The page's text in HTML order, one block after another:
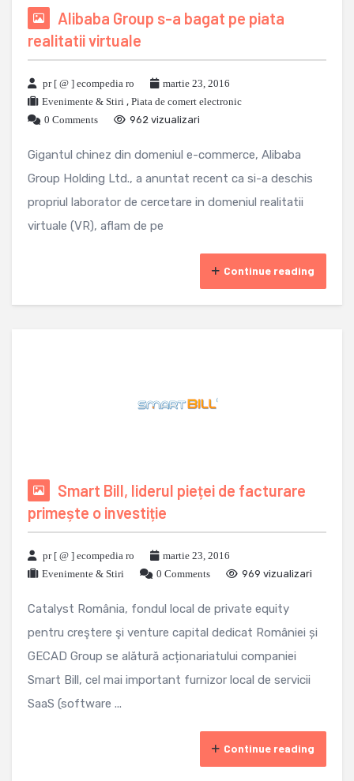
Alibaba Group s-a bagat pe piata
realitatii virtuale
pr [ @ ] ecompedia ro
martie 23, 2016
Evenimente & Stiri , Piata de comert electronic
0 Comments
962 vizualizari
Gigantul chinez din domeniul e-commerce, Alibaba
Group Holding Ltd., a anuntat recent ca si-a deschis
propriul laborator de cercetare in domeniul realitatii
virtuale (VR), aflam de pe
Continue reading
Smart Bill, liderul pieței de facturare
primește o investiție
pr [ @ ] ecompedia ro
martie 23, 2016
Evenimente & Stiri
0 Comments 969 vizualizari
Catalyst România, fondul local de private equity
pentru creştere şi venture capital dedicat României și
GECAD Group se alătură acționariatului companiei
Smart Bill, cel mai important furnizor local de servicii
SaaS (software ...
Continue reading